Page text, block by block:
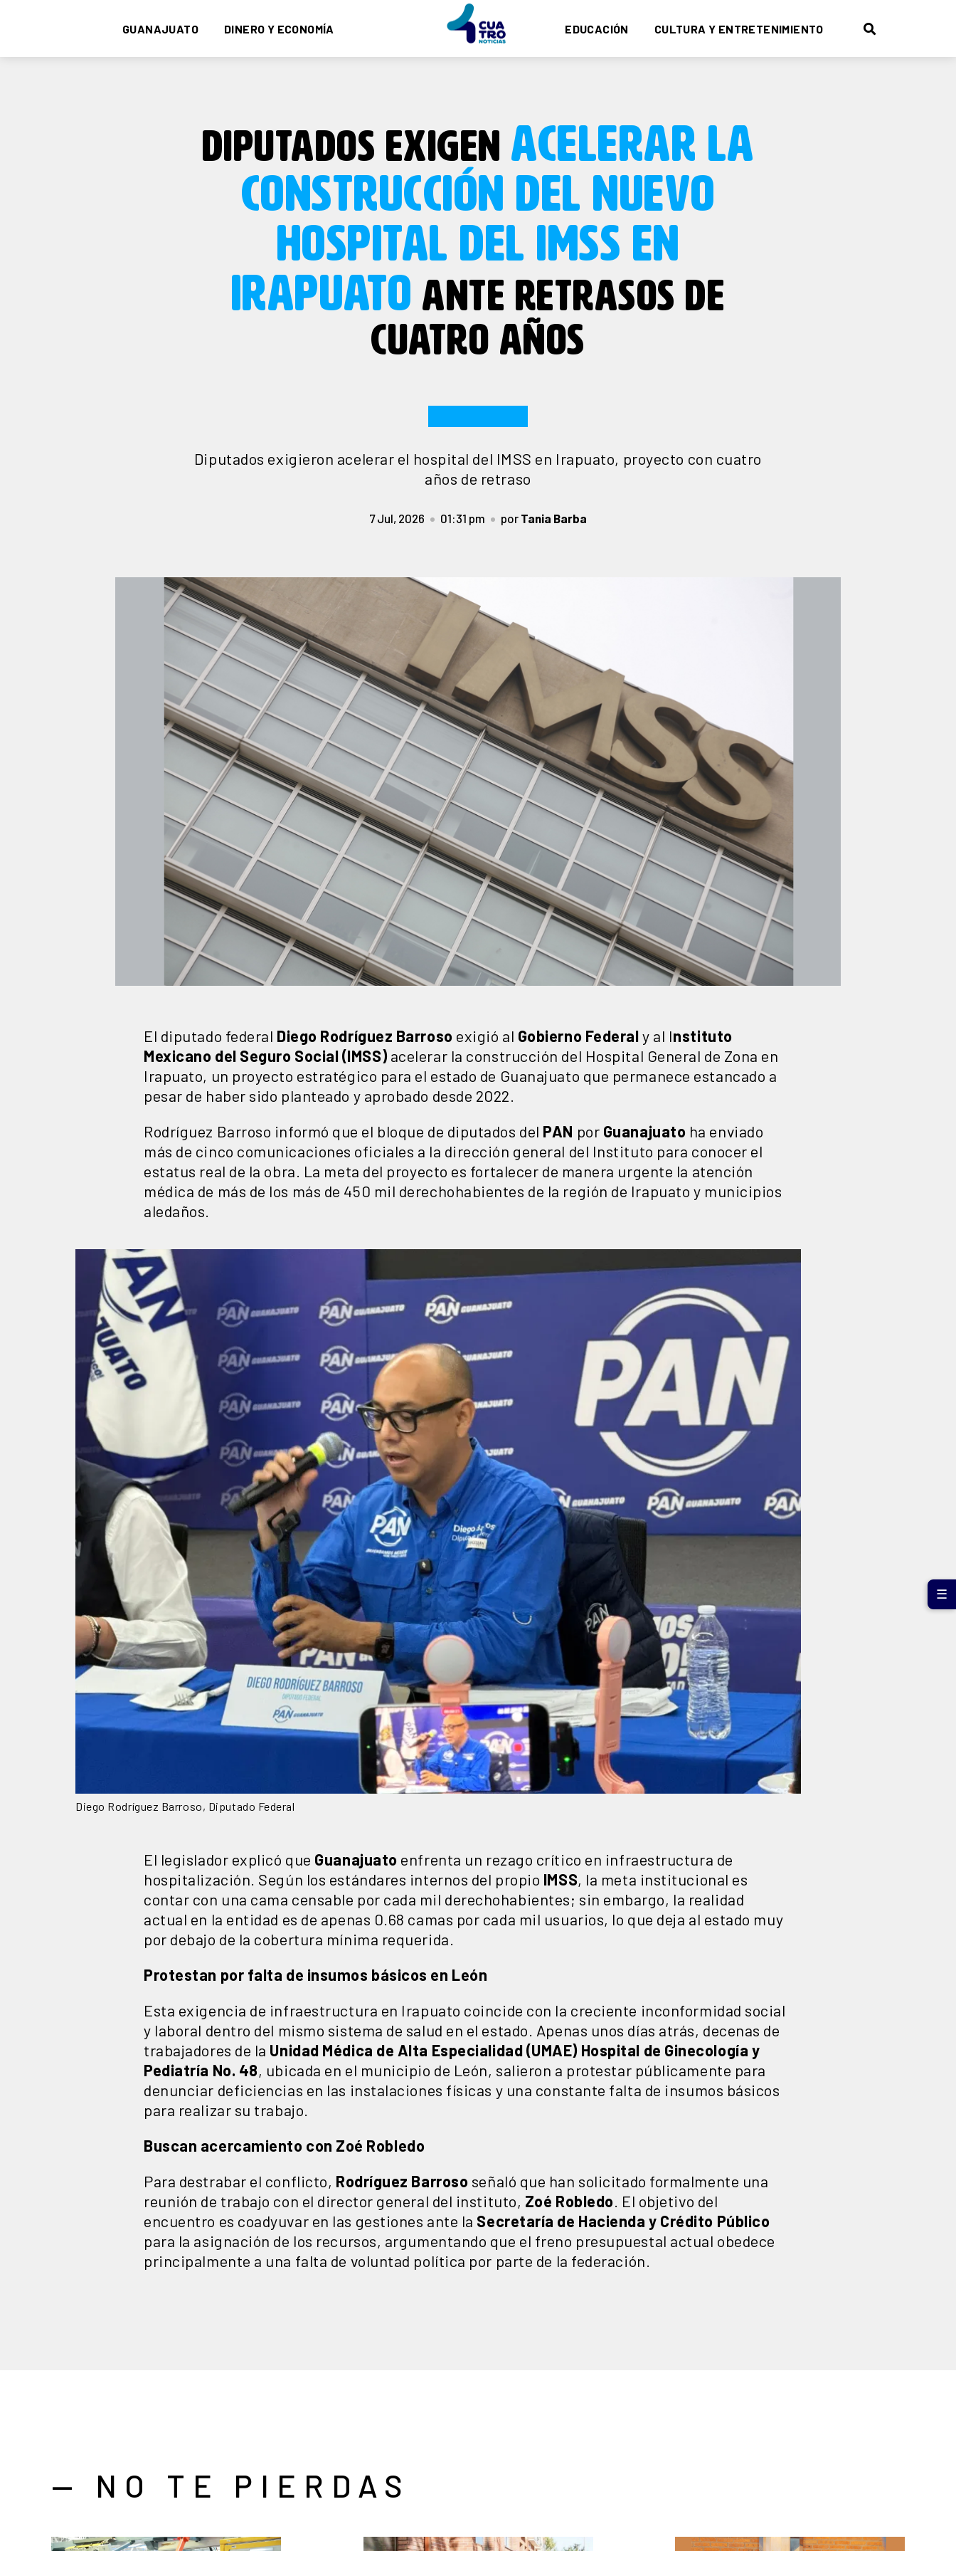
GUANAJUATO DINERO Y ECONOMÍA EDUCACIÓN CULTURA Y ENTRETENIMIENTO
DIPUTADOS EXIGEN ACELERAR LA
CONSTRUCCIÓN DEL NUEVO
HOSPITAL DEL IMSS EN
IRAPUATO ANTE RETRASOS DE
CUATRO AÑOS
Diputados exigieron acelerar el hospital del IMSS en Irapuato, proyecto con cuatro
años de retraso
7 Jul, 2026 01:31 pm por Tania Barba
El diputado federal Diego Rodríguez Barroso exigió al Gobierno Federaly al Instituto
Mexicano del Seguro Social (IMSS) acelerar la construcción del Hospital General de Zona en
Irapuato, un proyecto estratégico para el estado de Guanajuato que permanece estancado a
pesar de haber sido planteado y aprobado desde 2022.
Rodríguez Barroso informó que el bloque de diputados del PAN por Guanajuato ha enviado
más de cinco comunicaciones oficiales a la dirección general del Instituto para conocer el
estatus real de la obra. La meta del proyecto es fortalecer de manera urgente la atención
médica de más de los más de 450 mil derechohabientes de la región de Irapuato y municipios
aledaños.
Diego Rodríguez Barroso, Diputado Federal
El legislador explicó que Guanajuato enfrenta un rezago crítico en infraestructura de
hospitalización. Según los estándares internos del propio IMSS, la meta institucional es
contar con una cama censable por cada mil derechohabientes; sin embargo, la realidad
actual en la entidad es de apenas 0.68 camas por cada mil usuarios, lo que deja al estado muy
por debajo de la cobertura mínima requerida.
Protestan por falta de insumos básicos en León
Esta exigencia de infraestructura en Irapuato coincide con la creciente inconformidad social
y laboral dentro del mismo sistema de salud en el estado. Apenas unos días atrás, decenas de
trabajadores de la Unidad Médica de Alta Especialidad (UMAE) Hospital de Ginecología y
Pediatría No. 48, ubicada en el municipio de León, salieron a protestar públicamente para
denunciar deficiencias en las instalaciones físicas y una constante falta de insumos básicos
para realizar su trabajo.
Buscan acercamiento con Zoé Robledo
Para destrabar el conflicto, Rodríguez Barroso señaló que han solicitado formalmente una
reunión de trabajo con el director general del instituto, Zoé Robledo . El objetivo del
encuentro es coadyuvar en las gestiones ante la Secretaría de Hacienda y Crédito Público
para la asignación de los recursos, argumentando que el freno presupuestal actual obedece
principalmente a una falta de voluntad política por parte de la federación.
— NO TE PIERDAS
☰